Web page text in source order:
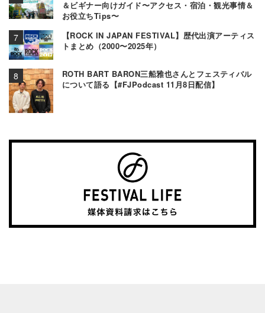
＆ビギナー向けガイド〜アクセス・宿泊・観光事情＆
お役立ちTips〜
【ROCK IN JAPAN FESTIVAL】歴代出演アーティス
トまとめ（2000〜2025年）
ROTH BART BARON三船雅也さんとフェスティバル
について語る【#FJPodcast 11月8日配信】